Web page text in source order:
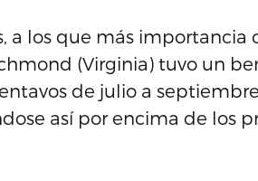
a los que más importancia
(Virginia) tuvo un
de julio a
así por encima de los